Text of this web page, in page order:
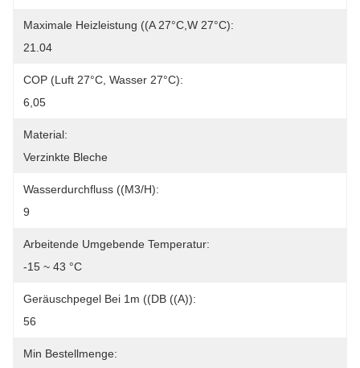
Maximale Heizleistung ((A 27°C,W 27°C):
21.04
COP (Luft 27°C, Wasser 27°C):
6,05
Material:
Verzinkte Bleche
Wasserdurchfluss ((m3/h):
9
Arbeitende Umgebende Temperatur:
-15 ~ 43 °C
Geräuschpegel Bei 1m ((dB ((A)):
56
Min Bestellmenge: